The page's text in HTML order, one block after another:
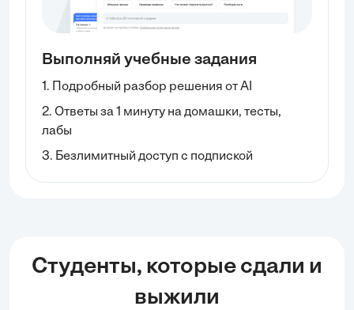
Выполняй учебные задания
1. Подробный разбор решения от AI
2. Ответы за 1 минуту на домашки, тесты,
лабы
3. Безлимитный доступ с подпиской
Студенты, которые сдали и
выжили